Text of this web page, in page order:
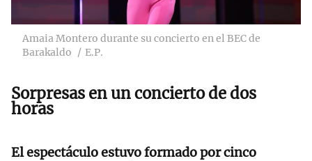
Amaia Montero durante su concierto en el BEC de
Barakaldo
E.P.
Sorpresas en un concierto de dos
horas
El espectáculo estuvo formado por cinco